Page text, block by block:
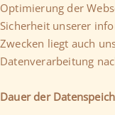
Optimierung der
Sicherheit unserer
Zwecken liegt auch
Datenverarbeitung
Dauer der